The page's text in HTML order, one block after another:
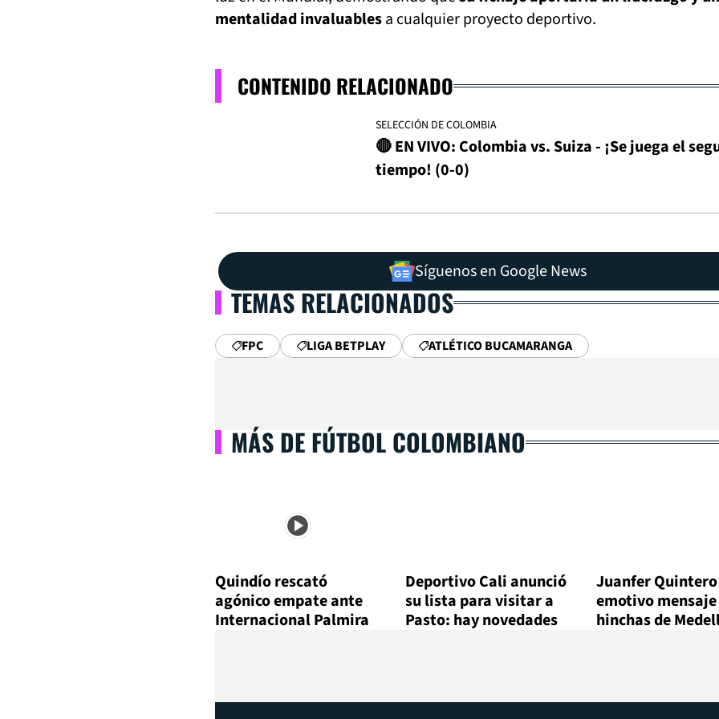
mentalidad invaluablesa cualquier proyecto deportivo.
CONTENIDO RELACIONADO
SELECCIÓN DE COLOMBIA
🔴 EN VIVO: Colombia vs. Suiza - ¡Se juega el
tiempo! (0-0)
Síguenos en Google News
TEMAS RELACIONADOS
FPC LIGA BETPLAY ATLÉTICO BUCAMARANGA
MÁS DE FÚTBOL COLOMBIANO
Quindío rescató
agónico empate ante
Internacional Palmira
Deportivo Cali anunció
su lista para visitar a
Pasto: hay novedades
Juanfer
emotivo
hinchas de